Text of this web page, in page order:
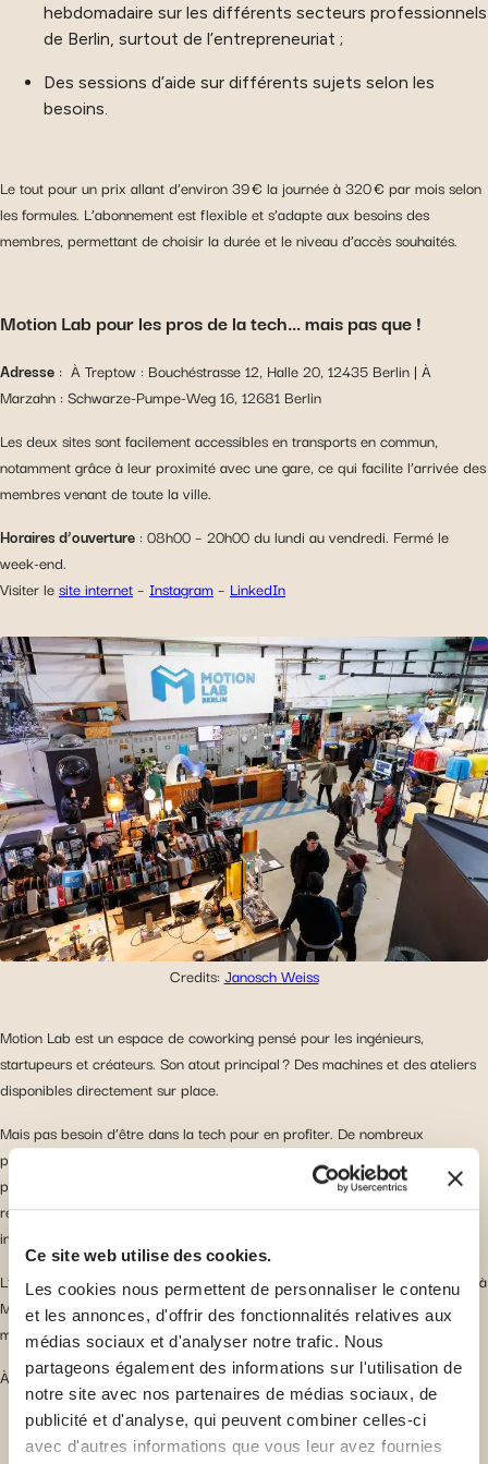
Ce site web utilise des cookies.
Les cookies nous permettent de personnaliser le contenu
et les annonces, d'offrir des fonctionnalités relatives aux
médias sociaux et d'analyser notre trafic. Nous
partageons également des informations sur l'utilisation de
notre site avec nos partenaires de médias sociaux, de
publicité et d'analyse, qui peuvent combiner celles-ci
avec d'autres informations que vous leur avez fournies
hebdomadaire sur les différents secteurs professionnels
de Berlin, surtout de l’entrepreneuriat ;
Des sessions d’aide sur différents sujets selon les
besoins.
Le tout pour un prix allant d’environ 39 € la journée à 320 € par mois selon
les formules. L’abonnement est flexible et s’adapte aux besoins des
membres, permettant de choisir la durée et le niveau d’accès souhaités.
Motion Lab pour les pros de la tech… mais pas que !
Adresse : À Treptow : Bouchéstrasse 12, Halle 20, 12435 Berlin | À
Marzahn : Schwarze-Pumpe-Weg 16, 12681 Berlin
Les deux sites sont facilement accessibles en transports en commun,
notamment grâce à leur proximité avec une gare, ce qui facilite l’arrivée des
membres venant de toute la ville.
Horaires d’ouverture : 08h00 – 20h00 du lundi au vendredi. Fermé le
week-end.
Visiter lesite internet– Instagram – LinkedIn
Credits:Janosch Weiss
Motion Lab est un espace de coworking pensé pour les ingénieurs,
startupeurs et créateurs. Son atout principal ? Des machines et des ateliers
disponibles directement sur place.
Mais pas besoin d’être dans la tech pour en profiter. De nombreux
professionnels viennent travailler dans un environnement dynamique et
positif, avec tout ce dont on a besoin pour se sentir bien (boissons, snacks,
repas, zone de repos, etc.). L’ambiance unique du lieu, mêlant créativité,
innovation et convivialité, attire une communauté diversifiée.
L’espace est disponible à deux localisations, un situé à Treptow et un autre à
Marzahn, accessible avec le même abonnement (à partir de 129 € par
mois).
À lire également : le coût de la vie en Allemagne.